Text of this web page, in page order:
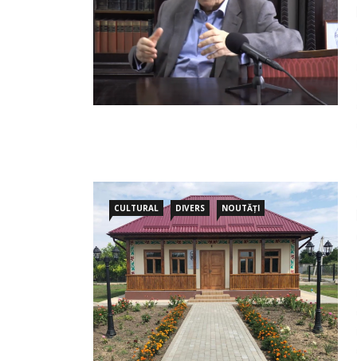
CULTURAL DIVERS NOUTĂȚI